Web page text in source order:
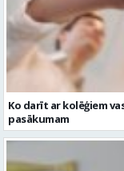
Ko darīt ar kolēģiem
pasākumam